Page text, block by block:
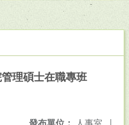
理碩士在職專班
發布單位： 人事室 |